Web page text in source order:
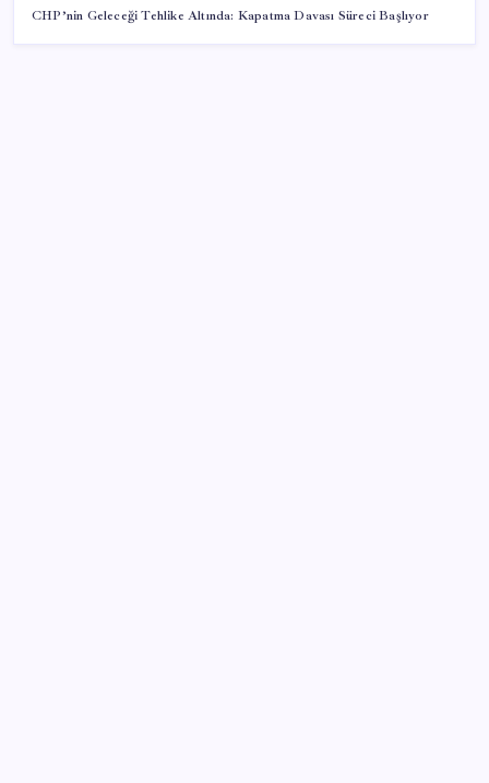
CHP’nin Geleceği Tehlike Altında: Kapatma Davası Süreci Başlıyor